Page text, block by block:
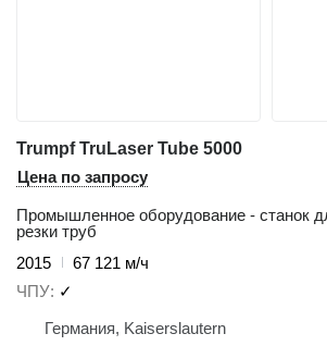
Trumpf TruLaser Tube 5000
Цена по запросу
Промышленное оборудование - станок
резки труб
2015
67 121 м/ч
ЧПУ ✓
Германия, Kaiserslautern